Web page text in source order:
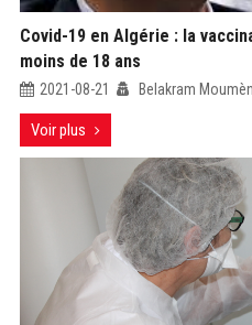
Covid-19 en Algérie : la
moins de 18 ans
2021-08-21 Belakram
Voir plus